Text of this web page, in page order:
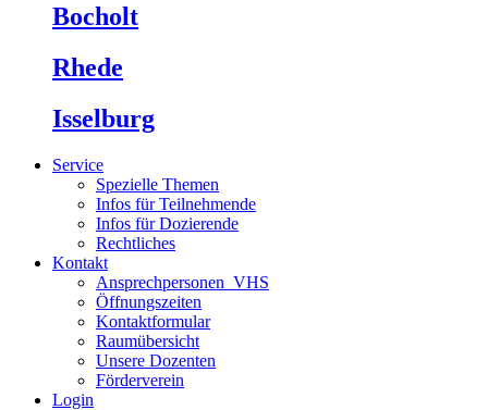
Bocholt
Rhede
Isselburg
Service
Spezielle Themen
Infos für Teilnehmende
Infos für Dozierende
Rechtliches
Kontakt
Ansprechpersonen_VHS
Öffnungszeiten
Kontaktformular
Raumübersicht
Unsere Dozenten
Förderverein
Login